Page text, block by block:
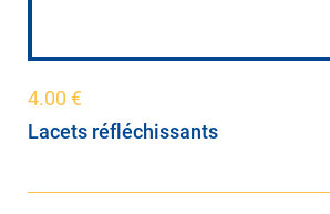
4.00 €
Lacets réfléchissants